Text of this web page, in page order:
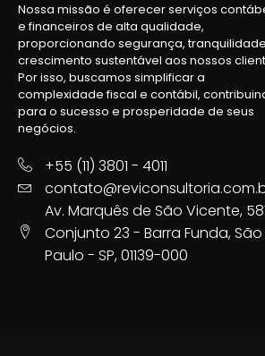
Nossa missão é oferecer serviços
e financeiros de alta qualidade,
proporcionando segurança,
crescimento sustentável aos nossos
Por isso, buscamos simplificar a
complexidade fiscal e contábil,
para o sucesso e prosperidade de seus
negócios.
+55 (11) 3801 - 4011
Av. Marquês de São Vicente,
Conjunto 23 - Barra Funda, São
Paulo - SP, 01139-000